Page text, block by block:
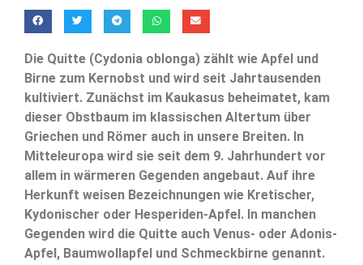
Die Quitte (Cydonia oblonga) zählt wie Apfel und
Birne zum Kernobst und wird seit Jahrtausenden
kultiviert. Zunächst im Kaukasus beheimatet, kam
dieser Obstbaum im klassischen Altertum über
Griechen und Römer auch in unsere Breiten. In
Mitteleuropa wird sie seit dem 9. Jahrhundert vor
allem in wärmeren Gegenden angebaut. Auf ihre
Herkunft weisen Bezeichnungen wie Kretischer,
Kydonischer oder Hesperiden-Apfel. In manchen
Gegenden wird die Quitte auch Venus- oder Adonis-
Apfel, Baumwollapfel und Schmeckbirne genannt.